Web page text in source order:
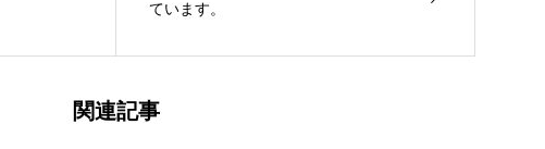
ています。
関連記事